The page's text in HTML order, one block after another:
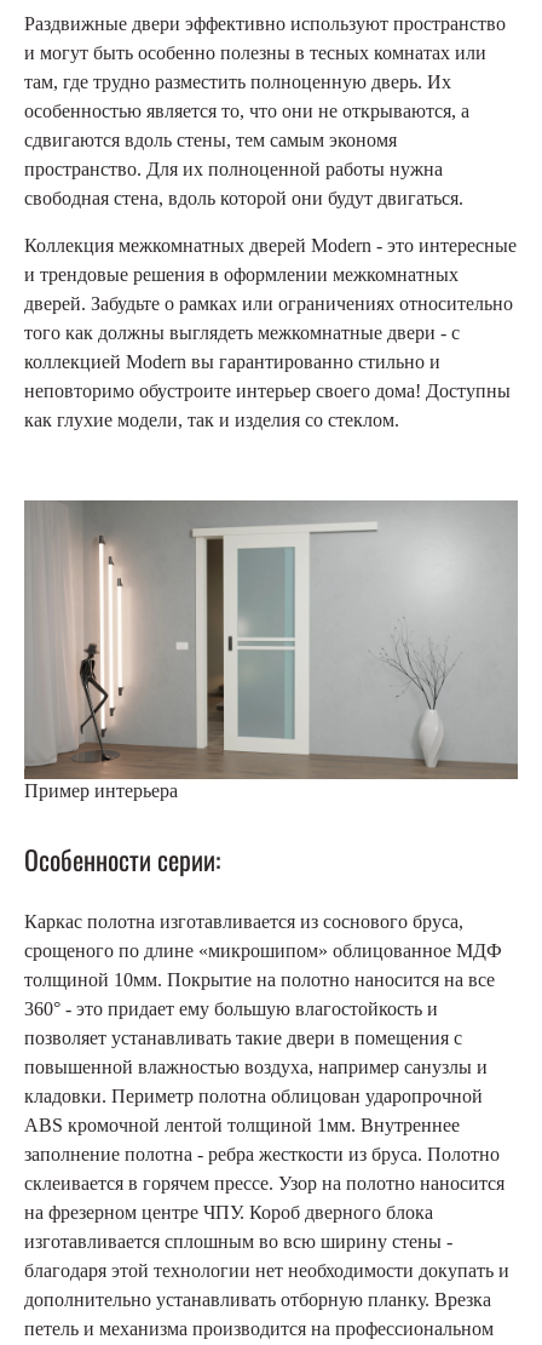
Раздвижные двери эффективно используют пространство
и могут быть особенно полезны в тесных комнатах или
там, где трудно разместить полноценную дверь. Их
особенностью является то, что они не открываются, а
сдвигаются вдоль стены, тем самым экономя
пространство. Для их полноценной работы нужна
свободная стена, вдоль которой они будут двигаться.
Коллекция межкомнатных дверей Modern - это интересные
и трендовые решения в оформлении межкомнатных
дверей. Забудьте о рамках или ограничениях относительно
того как должны выглядеть межкомнатные двери - с
коллекцией Modern вы гарантированно стильно и
неповторимо обустроите интерьер своего дома! Доступны
как глухие модели, так и изделия со стеклом.
Пример интерьера
Особенности серии:
Каркас полотна изготавливается из соснового бруса,
срощеного по длине «микрошипом» облицованное МДФ
толщиной 10мм. Покрытие на полотно наносится на все
360° - это придает ему большую влагостойкость и
позволяет устанавливать такие двери в помещения с
повышенной влажностью воздуха, например санузлы и
кладовки. Периметр полотна облицован ударопрочной
ABS кромочной лентой толщиной 1мм. Внутреннее
заполнение полотна - ребра жесткости из бруса. Полотно
склеивается в горячем прессе. Узор на полотно наносится
на фрезерном центре ЧПУ. Короб дверного блока
изготавливается сплошным во всю ширину стены -
благодаря этой технологии нет необходимости докупать и
дополнительно устанавливать отборную планку. Врезка
петель и механизма производится на профессиональном